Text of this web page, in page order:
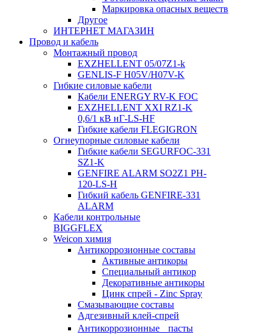
Маркировка опасных веществ
Другое
ИНТЕРНЕТ МАГАЗИН
Провод и кабель
Монтажный провод
EXZHELLENT 05/07Z1-k
GENLIS-F Н05V/H07V-K
Гибкие силовые кабели
Кабели ENERGY RV-K FOC
EXZHELLENT XXI RZ1-K
0,6/1 кВ нГ-LS-HF
Гибкие кабели FLEGIGRON
Огнеупорные силовые кабели
Гибкие кабели SEGURFOC-331
SZ1-K
GENFIRE ALARM SO2Z1 PH-
120-LS-H
Гибкий кабель GENFIRE-331
ALARM
Кабели контрольные
BIGGFLEX
Weicon химия
Антикоррозионные составы
Активные антикоры
Специальный антикор
Декоративные антикоры
Цинк спрей - Zinc Spray
Смазывающие составы
Адгезивный клей-спрей
Антикоррозионные пасты